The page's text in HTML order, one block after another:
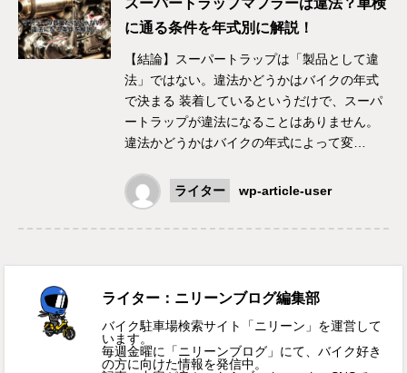
スーパートラップマフラーは違法？車検
に通る条件を年式別に解説！
【結論】スーパートラップは「製品として違
法」ではない。違法かどうかはバイクの年式
で決まる 装着しているというだけで、スーパ
ートラップが違法になることはありません。
違法かどうかはバイクの年式によって変…
ライター wp-article-user
ライター：ニリーンブログ編集部
バイク駐車場検索サイト「ニリーン」を運営して
います。
毎週金曜に「ニリーンブログ」にて、バイク好き
の方に向けた情報を発信中。